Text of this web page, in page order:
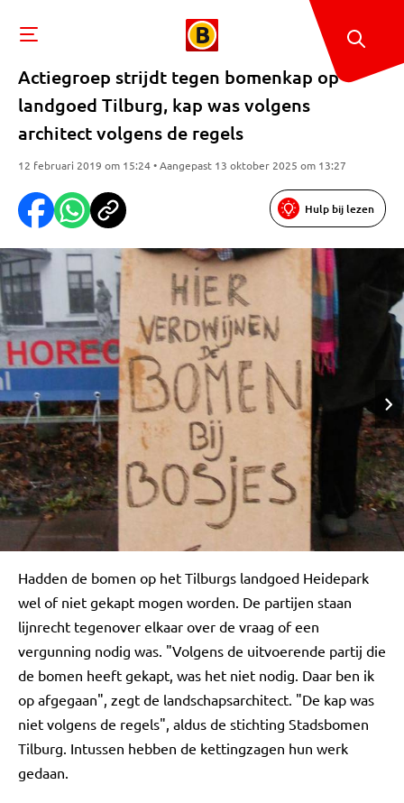
Actiegroep strijdt tegen bomenkap op
landgoed Tilburg, kap was volgens
architect volgens de regels
12 februari 2019 om 15:24 • Aangepast 13 oktober 2025 om 13:27
Hulp bij lezen
Hadden de bomen op het Tilburgs landgoed Heidepark
wel of niet gekapt mogen worden. De partijen staan
lijnrecht tegenover elkaar over de vraag of een
vergunning nodig was. "Volgens de uitvoerende partij die
de bomen heeft gekapt, was het niet nodig. Daar ben ik
op afgegaan", zegt de landschapsarchitect. "De kap was
niet volgens de regels", aldus de stichting Stadsbomen
Tilburg. Intussen hebben de kettingzagen hun werk
gedaan.